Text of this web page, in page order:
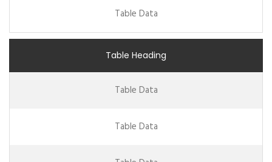
Table Data
Table Heading
Table Data
Table Data